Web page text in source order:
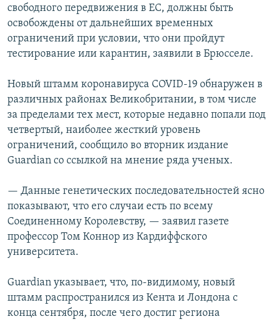
свободного передвижения в ЕС, должны быть
освобождены от дальнейших временных
ограничений при условии, что они пройдут
тестирование или карантин, заявили в Брюсселе.
Новый штамм коронавируса COVID-19 обнаружен в
различных районах Великобритании, в том числе
за пределами тех мест, которые недавно попали под
четвертый, наиболее жесткий уровень
ограничений, сообщило во вторник издание
Guardian со ссылкой на мнение ряда ученых.
— Данные генетических последовательностей ясно
показывают, что его случаи есть по всему
Соединенному Королевству, — заявил газете
профессор Том Коннор из Кардиффского
университета.
Guardian указывает, что, по-видимому, новый
штамм распространился из Кента и Лондона с
конца сентября, после чего достиг региона